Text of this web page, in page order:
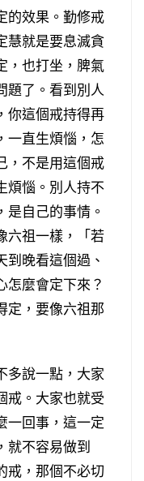
的效果。勤修戒
慧就是要息滅貪
，也打坐，脾氣
題了。看到別人
你這個戒持得再
一直生煩惱，怎
，不是用這個戒
煩惱。別人持不
是自己的事情。
六祖一樣，「若
到晚看這個過、
怎麼會定下來？
定，要像六祖那
說一點，大家
戒。大家也就受
一回事，這一定
就不容易做到
戒，那個不必切